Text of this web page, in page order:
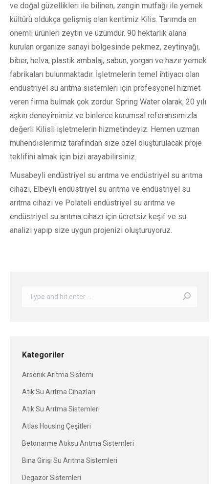
ve doğal güzellikleri ile bilinen, zengin mutfağı ile yemek
kültürü oldukça gelişmiş olan kentimiz Kilis. Tarımda en
önemli ürünleri zeytin ve üzümdür. 90 hektarlık alana
kurulan organize sanayi bölgesinde pekmez, zeytinyağı,
biber, helva, plastik ambalaj, sabun, yorgan ve hazır yemek
fabrikaları bulunmaktadır. İşletmelerin temel ihtiyacı olan
endüstriyel su arıtma sistemleri için profesyonel hizmet
veren firma bulmak çok zordur. Spring Water olarak, 20 yılı
aşkın deneyimimiz ve binlerce kurumsal referansımızla
değerli Kilisli işletmelerin hizmetindeyiz. Hemen uzman
mühendislerimiz tarafından size özel oluşturulacak proje
teklifini almak için bizi arayabilirsiniz.
Musabeyli endüstriyel su arıtma ve endüstriyel su arıtma
cihazı, Elbeyli endüstriyel su arıtma ve endüstriyel su
arıtma cihazı ve Polateli endüstriyel su arıtma ve
endüstriyel su arıtma cihazı için ücretsiz keşif ve su
analizi yapıp size uygun projenizi oluşturuyoruz.
Kategoriler
Arsenik Arıtma Sistemi
Atık Su Arıtma Cihazları
Atık Su Arıtma Sistemleri
Atlas Housing Çeşitleri
Betonarme Atıksu Arıtma Sistemleri
Bina Girişi Su Arıtma Sistemleri
Degazör Sistemleri